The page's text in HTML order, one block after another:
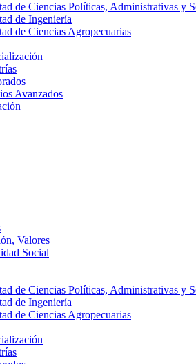
de Ciencias Políticas, Administrativas y
de Ingeniería
de Ciencias Agropecuarias
Avanzados
Valores
Social
de Ciencias Políticas, Administrativas y
de Ingeniería
de Ciencias Agropecuarias